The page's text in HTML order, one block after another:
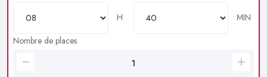
H
MIN
Nombre de places